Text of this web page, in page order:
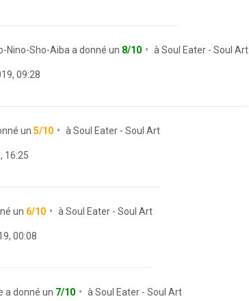
Nino-Sho-Aiba a donné un 8/10 à Soul Eater - Soul Art
09:28
un 5/10 à Soul Eater - Soul Art
16:25
un 6/10 à Soul Eater - Soul Art
00:08
a donné un 7/10 à Soul Eater - Soul Art